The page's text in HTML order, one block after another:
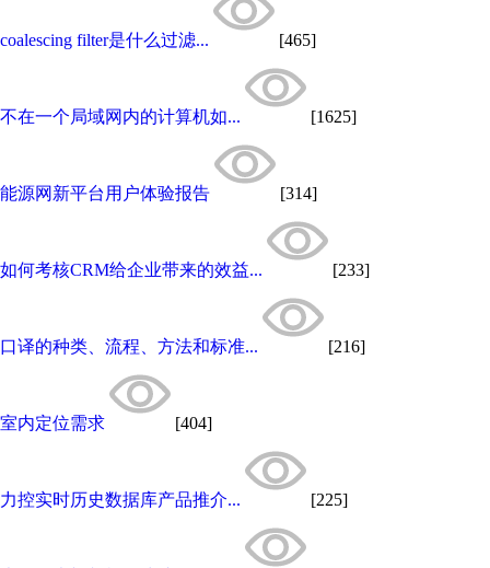
coalescing filter是什么过滤... [465]
不在一个局域网内的计算机如... [1625]
能源网新平台用户体验报告 [314]
如何考核CRM给企业带来的效益... [233]
口译的种类、流程、方法和标准... [216]
室内定位需求 [404]
力控实时历史数据库产品推介... [225]